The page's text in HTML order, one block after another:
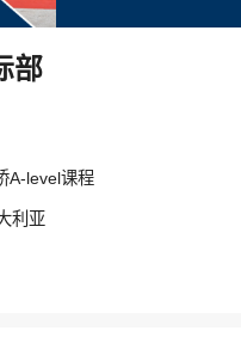
部
A-level课程
利亚